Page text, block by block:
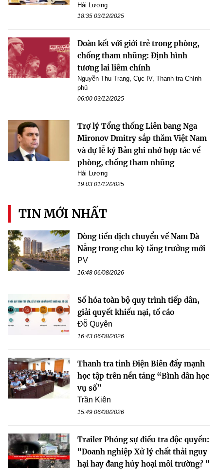
Hải Lương
18:35 03/12/2025
Đoàn kết với giới trẻ trong phòng,
chống tham nhũng: Định hình
tương lai liêm chính
Nguyễn Thu Trang, Cục IV, Thanh tra Chính
phủ
06:00 03/12/2025
Trợ lý Tổng thống Liên bang Nga
Mironov Dmitry sắp thăm Việt Nam
và dự lễ ký Bản ghi nhớ hợp tác về
phòng, chống tham nhũng
Hải Lương
19:03 01/12/2025
TIN MỚI NHẤT
Dòng tiền dịch chuyển về Nam Đà
Nẵng trong chu kỳ tăng trưởng mới
PV
16:48 06/08/2026
Số hóa toàn bộ quy trình tiếp dân,
giải quyết khiếu nại, tố cáo
Đỗ Quyên
16:43 06/08/2026
Thanh tra tỉnh Điện Biên đẩy mạnh
học tập trên nền tảng “Bình dân học
vụ số”
Trần Kiên
15:49 06/08/2026
Trailer Phóng sự điều tra độc quyền:
"Doanh nghiệp Xử lý chất thải nguy
hại hay đang hủy hoại môi trường? "